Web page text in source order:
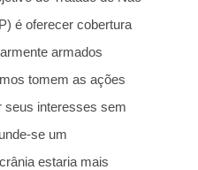
é oferecer cobertura
armados
tomem as ações
seus interesses sem
se um
estaria mais